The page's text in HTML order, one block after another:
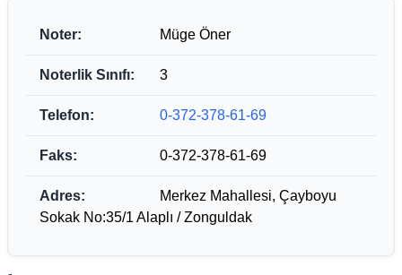
Noter: Müge Öner
Noterlik Sınıfı: 3
Telefon: 0-372-378-61-69
Faks: 0-372-378-61-69
Adres:
Merkez Mahallesi, Çayboyu
Sokak No:35/1 Alaplı / Zonguldak